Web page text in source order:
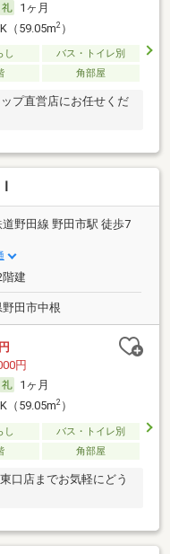
1ヶ月
（59.05m2）
し
バス・トイレ別
角部屋
プ直営店にお任せくだ
野田線 野田市駅 徒歩7
建
田市中根
円
1ヶ月
（59.05m2）
し
バス・トイレ別
角部屋
口店までお気軽にどう